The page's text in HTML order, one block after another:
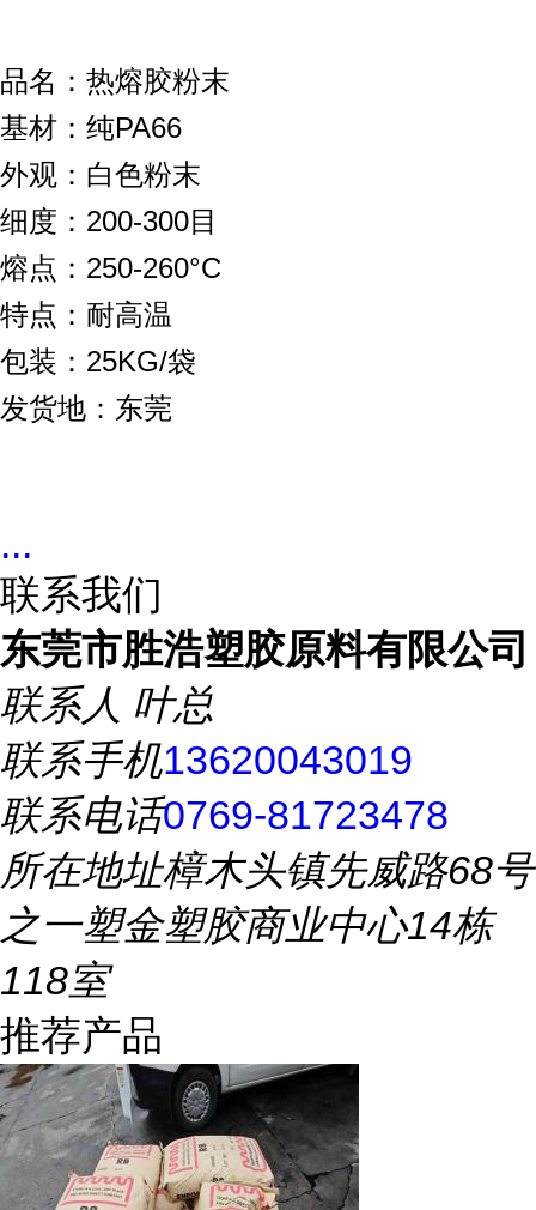
品名：热熔胶粉末
基材：纯PA66
外观：白色粉末
细度：200-300目
熔点：250-260°C
特点：耐高温
包装：25KG/袋
发货地：东莞
...
联系我们
东莞市胜浩塑胶原料有限公司
联系人 叶总
联系手机13620043019
联系电话0769-81723478
所在地址樟木头镇先威路68号
之一塑金塑胶商业中心14栋
118室
推荐产品